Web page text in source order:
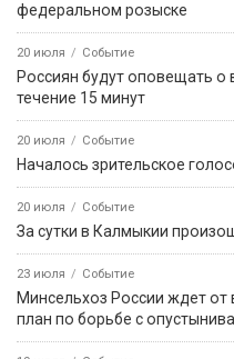
федеральном розыске
20 июля Событие
Россиян будут оповещать о
течение 15 минут
20 июля Событие
Началось зрительское
20 июля Событие
За сутки в Калмыкии
23 июля Событие
Минсельхоз России ждет
план по борьбе с